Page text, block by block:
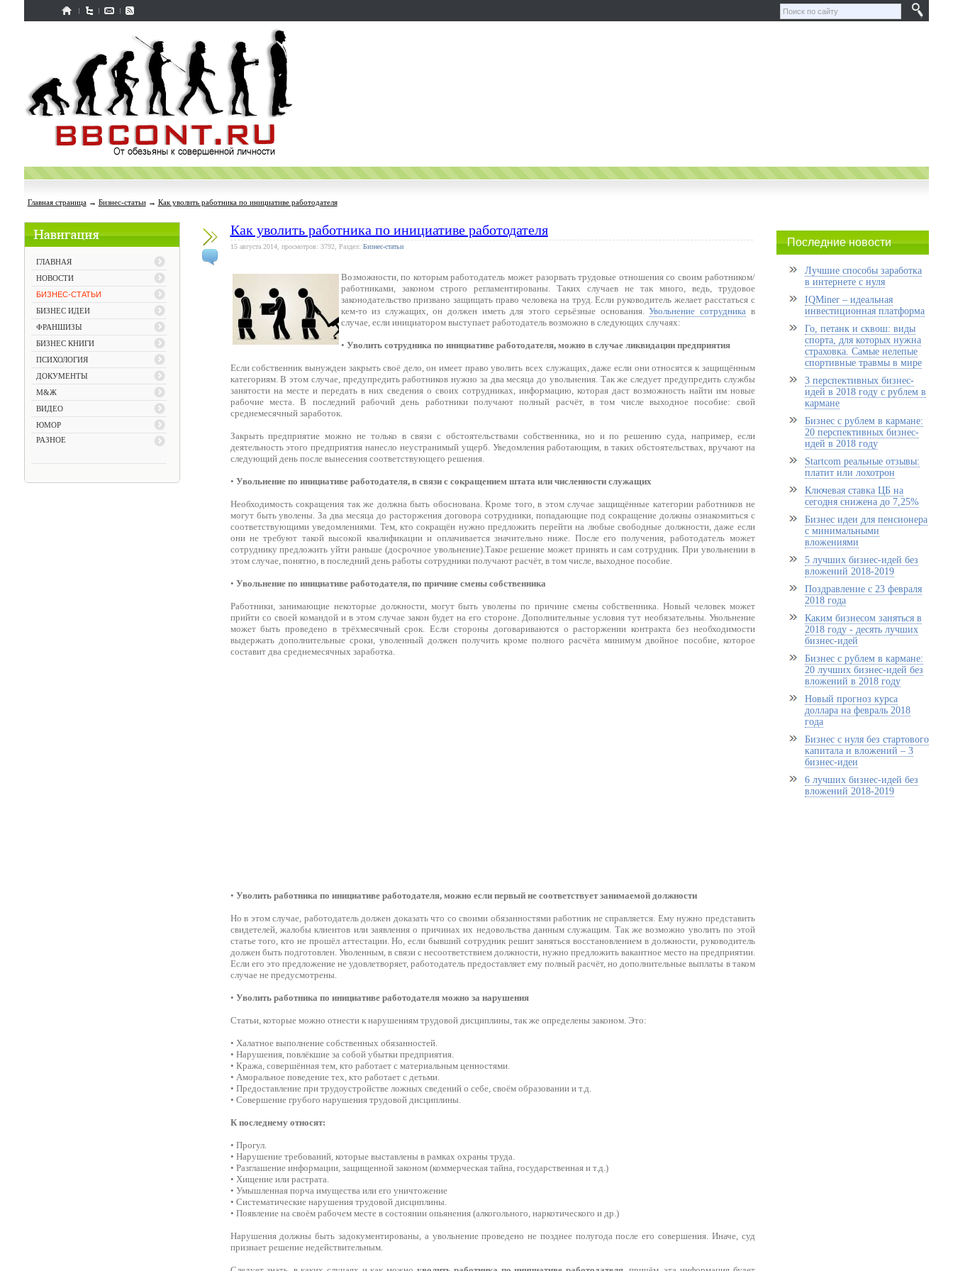
Главная страница→ Бизнес-статьи→ Как уволить работника по инициативе работодателя
ГЛАВНАЯ
НОВОСТИ
БИЗНЕС-СТАТЬИ
БИЗНЕС ИДЕИ
ФРАНШИЗЫ
БИЗНЕС КНИГИ
ПСИХОЛОГИЯ
ДОКУМЕНТЫ
М&Ж
ВИДЕО
ЮМОР
РАЗНОЕ
Как уволить работника по инициативе работодателя
15 августа 2014, просмотров: 3792, Раздел: Бизнес-статьи
Возможности, по которым работодатель может разорвать трудовые отношения со своим работником/
работниками, законом строго регламентированы. Таких случаев не так много, ведь, трудовое
законодательство призвано защищать право человека на труд. Если руководитель желает расстаться с
кем-то из служащих, он должен иметь для этого серьёзные основания.Увольнение сотрудника в
случае, если инициатором выступает работодатель возможно в следующих случаях:
• Уволить сотрудника по инициативе работодателя, можно в случае ликвидации предприятия
Если собственник вынужден закрыть своё дело, он имеет право уволить всех служащих, даже если они относятся к защищённым
категориям. В этом случае, предупредить работников нужно за два месяца до увольнения. Так же следует предупредить службы
занятости на месте и передать в них сведения о своих сотрудниках, информацию, которая даст возможность найти им новые
рабочие места. В последний рабочий день работники получают полный расчёт, в том числе выходное пособие: свой
среднемесячный заработок.
Закрыть предприятие можно не только в связи с обстоятельствами собственника, но и по решению суда, например, если
деятельность этого предприятия нанесло неустранимый ущерб. Уведомления работающим, в таких обстоятельствах, вручают на
следующий день после вынесения соответствующего решения.
• Увольнение по инициативе работодателя, в связи с сокращением штата или численности служащих
Необходимость сокращения так же должна быть обоснована. Кроме того, в этом случае защищённые категории работников не
могут быть уволены. За два месяца до расторжения договора сотрудники, попадающие под сокращение должны ознакомиться с
соответствующими уведомлениями. Тем, кто сокращён нужно предложить перейти на любые свободные должности, даже если
они не требуют такой высокой квалификации и оплачивается значительно ниже. После его получения, работодатель может
сотруднику предложить уйти раньше (досрочное увольнение).Такое решение может принять и сам сотрудник. При увольнении в
этом случае, понятно, в последний день работы сотрудники получают расчёт, в том числе, выходное пособие.
• Увольнение по инициативе работодателя, по причине смены собственника
Работники, занимающие некоторые должности, могут быть уволены по причине смены собственника. Новый человек может
прийти со своей командой и в этом случае закон будет на его стороне. Дополнительные условия тут необязательны. Увольнение
может быть проведено в трёхмесячный срок. Если стороны договариваются о расторжении контракта без необходимости
выдержать дополнительные сроки, уволенный должен получить кроме полного расчёта минимум двойное пособие, которое
составит два среднемесячных заработка.
• Уволить работника по инициативе работодателя, можно если первый не соответствует занимаемой должности
Но в этом случае, работодатель должен доказать что со своими обязанностями работник не справляется. Ему нужно представить
свидетелей, жалобы клиентов или заявления о причинах их недовольства данным служащим. Так же возможно уволить по этой
статье того, кто не прошёл аттестации. Но, если бывший сотрудник решит заняться восстановлением в должности, руководитель
должен быть подготовлен. Уволенным, в связи с несоответствием должности, нужно предложить вакантное место на предприятии.
Если его это предложение не удовлетворяет, работодатель предоставляет ему полный расчёт, но дополнительные выплаты в таком
случае не предусмотрены.
• Уволить работника по инициативе работодателя можно за нарушения
Статьи, которые можно отнести к нарушениям трудовой дисциплины, так же определены законом. Это:
• Халатное выполнение собственных обязанностей.
• Нарушения, повлёкшие за собой убытки предприятия.
• Кража, совершённая тем, кто работает с материальным ценностями.
• Аморальное поведение тех, кто работает с детьми.
• Предоставление при трудоустройстве ложных сведений о себе, своём образовании и т.д.
• Совершение грубого нарушения трудовой дисциплины.
К последнему относят:
• Прогул.
• Нарушение требований, которые выставлены в рамках охраны труда.
• Разглашение информации, защищенной законом (коммерческая тайна, государственная и т.д.)
• Хищение или растрата.
• Умышленная порча имущества или его уничтожение
• Систематические нарушения трудовой дисциплины.
• Появление на своём рабочем месте в состоянии опьянения (алкогольного, наркотического и др.)
Нарушения должны быть задокументированы, а увольнение проведено не позднее полугода после его совершения. Иначе, суд
признает решение недействительным.
Последние новости
Лучшие способы заработка
в интернете с нуля
IQMiner – идеальная
инвестиционная платформа
Го, петанк и сквош: виды
спорта, для которых нужна
страховка. Самые нелепые
спортивные травмы в мире
3 перспективных бизнес-
идей в 2018 году с рублем в
кармане
Бизнес с рублем в кармане:
20 перспективных бизнес-
идей в 2018 году
Startcom реальные отзывы:
платит или лохотрон
Ключевая ставка ЦБ на
сегодня снижена до 7,25%
Бизнес идеи для пенсионера
с минимальными
вложениями
5 лучших бизнес-идей без
вложений 2018-2019
Поздравление с 23 февраля
2018 года
Каким бизнесом заняться в
2018 году - десять лучших
бизнес-идей
Бизнес с рублем в кармане:
20 лучших бизнес-идей без
вложений в 2018 году
Новый прогноз курса
доллара на февраль 2018
года
Бизнес с нуля без стартового
капитала и вложений – 3
бизнес-идеи
6 лучших бизнес-идей без
вложений 2018-2019